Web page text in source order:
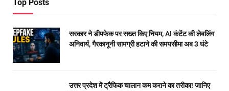
Top Posts
सरकार ने डीपफेक पर सख्त किए नियम, AI कंटेंट की लेबलिंग
अनिवार्य, गैरकानूनी सामग्री हटाने की समयसीमा अब 3 घंटे
उत्तर प्रदेश में ट्रैफिक चालान कम कराने का तरीका! जानिए